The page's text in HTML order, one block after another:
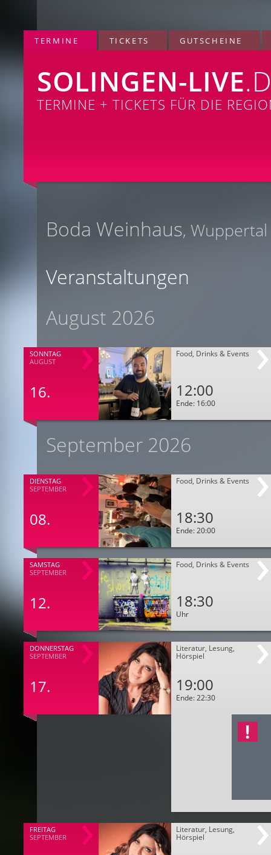
TERMINE TICKETS GUTSCHEINE
SOLINGEN-LIVE
TERMINE + TICKETS FÜR DIE
Boda Weinhaus, Wuppertal
Veranstaltungen
August 2026
SONNTAG
AUGUST
16.
Food, Drinks & Events
12:00
Ende: 16:00
September 2026
DIENSTAG
SEPTEMBER
08.
Food, Drinks & Events
18:30
Ende: 20:00
SAMSTAG
SEPTEMBER
12.
Food, Drinks & Events
18:30
Uhr
DONNERSTAG
SEPTEMBER
17.
Literatur, Lesung,
Hörspiel
19:00
Ende: 22:30
FREITAG
SEPTEMBER
Literatur, Lesung,
Hörspiel